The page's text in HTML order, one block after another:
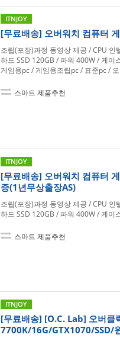
ITNJOY
[무료배송] 오버워치 컴퓨터
조립(포장)과정 동영상 제공 / CPU
하드 SSD 120GB / 파워 400W / 케이
게임용pc / 게임용조립pc / 표준pc /
스마트 제품추천
ITNJOY
[무료배송] 오버워치 컴퓨터
증(1년무상출장AS)
조립(포장)과정 동영상 제공 / CPU
하드 SSD 120GB / 파워 400W / 케이
스마트 제품추천
ITNJOY
[무료배송] [O.C. Lab] 오버클
7700K/16G/GTX1070/SSD/